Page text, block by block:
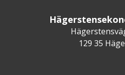
129 35